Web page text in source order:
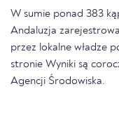
W sumie ponad 383
Andaluzja
przez lokalne władze
stronie Wyniki są
Agencji Środowiska.